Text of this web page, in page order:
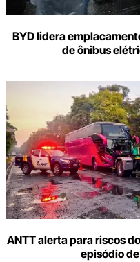
BYD lidera
de ônibus
ANTT alerta para riscos
episódio